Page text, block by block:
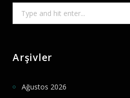
for:
Arşivler
Ağustos 2026